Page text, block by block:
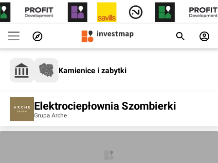
Kamienice i zabytki
Elektrociepłownia Szombierki
Grupa Arche